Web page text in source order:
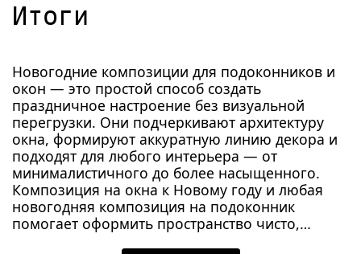
Итоги
Новогодние композиции для подоконников и
окон — это простой способ создать
праздничное настроение без визуальной
перегрузки. Они подчеркивают архитектуру
окна, формируют аккуратную линию декора и
подходят для любого интерьера — от
минималистичного до более насыщенного.
Композиция на окна к Новому году и любая
новогодняя композиция на подоконник
помогает оформить пространство чисто,